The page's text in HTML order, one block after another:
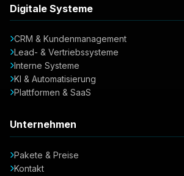
Digitale Systeme
CRM & Kundenmanagement
Lead- & Vertriebssysteme
Interne Systeme
KI & Automatisierung
Plattformen & SaaS
Unternehmen
Pakete & Preise
Kontakt